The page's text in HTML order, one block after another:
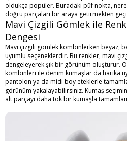
oldukça popüler. Buradaki püf nokta,
doğru parçaları bir araya getirmekten
Mavi Çizgili Gömlek ile
Dengesi
Mavi çizgili gömlek kombinlerken beyaz,
uyumlu seçeneklerdir. Bu renkler, mavi
dengeleyerek şık bir görünüm oluşturur.
kombinleri ile denim kumaşlar da harika
pantolon ya da midi boy eteklerle
görünüm yakalayabilirsiniz. Kumaş
alt parçayı daha tok bir kumaşla